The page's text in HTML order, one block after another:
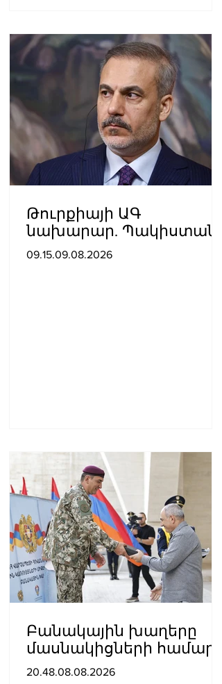
Թուրքիայի ԱԳ
նախարար. Պակիստանի
և Սաուդյան Արաբիայի
09.15.09.08.2026
Բանակային խաղերը
մասնակիցների համար
ստեղծում են
20.48.08.08.2026